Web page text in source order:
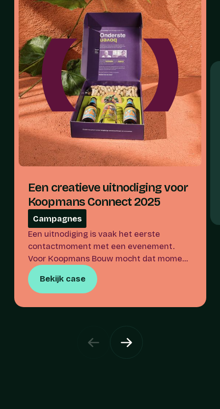
Een creatieve uitnodiging voor
Koopmans Connect 2025
Campagnes
Een uitnodiging is vaak het eerste
contactmoment met een evenement.
Voor Koopmans Bouw mocht dat moment
meteen raken, verrassen en nieuwsgierig
maken. Voor Koopmans Connect 2025
ontwikkelden we samen een uitnodiging
die niet alleen aankondigt, maar alvast
Bekijk case